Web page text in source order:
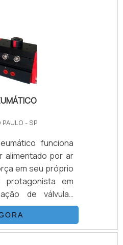
juntamente
de escape.
é uma f.
- SP
funciona
alimentado por ar
em seu próprio
em
de válvulas
utilizada é o
DE
ROTATIVOO